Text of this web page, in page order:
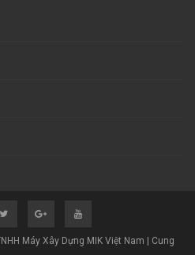
Máy Xây Dựng MIK Việt Nam | Cung